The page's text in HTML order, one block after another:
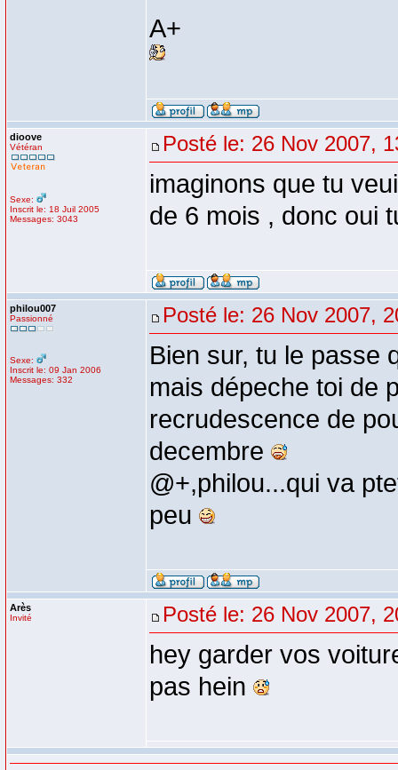
A+
dioove
Vétéran
Sexe:
Inscrit le: 18 Juil 2005
Messages: 3043
Posté le: 26 Nov 2007,
imaginons que tu
de 6 mois , donc oui
philou007
Passionné
Sexe:
Inscrit le: 09 Jan 2006
Messages: 332
Posté le: 26 Nov 2007,
Bien sur, tu le passe
mais dépeche toi de
recrudescence de
decembre
@+,philou...qui va
peu
Arès
Invité Posté le: 26 Nov 2007,
hey garder vos
pas hein